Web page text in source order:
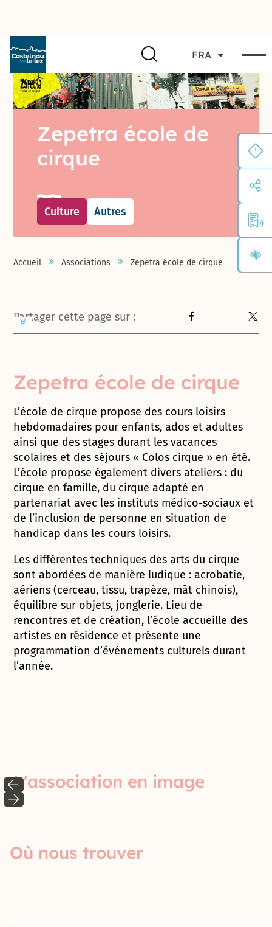
FRA
Zepetra école de
cirque
Culture Autres
Accueil Associations Zepetra école de cirque
Partager cette page sur :
Zepetra école de cirque
L’école de cirque propose des cours loisirs
hebdomadaires pour enfants, ados et adultes
ainsi que des stages durant les vacances
scolaires et des séjours « Colos cirque » en été.
L’école propose également divers ateliers : du
cirque en famille, du cirque adapté en
partenariat avec les instituts médico-sociaux et
de l’inclusion de personne en situation de
handicap dans les cours loisirs.
Les différentes techniques des arts du cirque
sont abordées de manière ludique : acrobatie,
aériens (cerceau, tissu, trapèze, mât chinois),
équilibre sur objets, jonglerie. Lieu de
rencontres et de création, l’école accueille des
artistes en résidence et présente une
programmation d’événements culturels durant
l’année.
L'association en image
Où nous trouver